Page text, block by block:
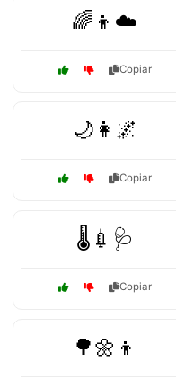
🌈👦☁️
Copiar
🌙👩🌌
Copiar
🌡️💉🩺
Copiar
🌳🌼👦